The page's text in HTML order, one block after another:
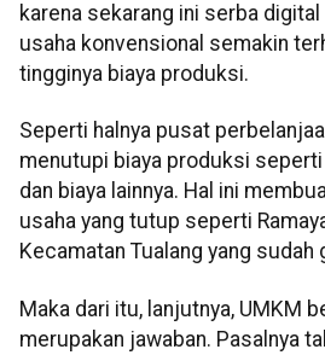
karena sekarang ini serba
usaha konvensional semakin
tingginya biaya produksi.
Seperti halnya pusat
menutupi biaya produksi
dan biaya lainnya. Hal ini
usaha yang tutup seperti
Kecamatan Tualang yang sudah
Maka dari itu, lanjutnya, UMKM
merupakan jawaban. Pasalnya